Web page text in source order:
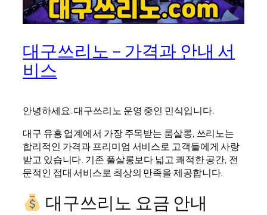
대구쓰리노 – 가격과 안내 서
비스
안녕하세요. 대구쓰리노 운영 중인 민식입니다.
대구 유흥 업계에서 가장 주목받는 룸살롱, 쓰리노는
합리적인 가격과 프리미엄 서비스로 고객들에게 사랑
받고 있습니다. 기존 풀살롱보다 넓고 쾌적한 공간, 전
문적인 접대 서비스로 최상의 만족을 제공합니다.
대구쓰리노 요금 안내